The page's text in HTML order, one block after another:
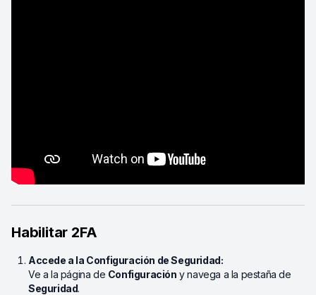
Habilitar 2FA
Accede a la Configuración de Seguridad:
Ve a la página de Configuración y navega a la pestaña de
Seguridad.